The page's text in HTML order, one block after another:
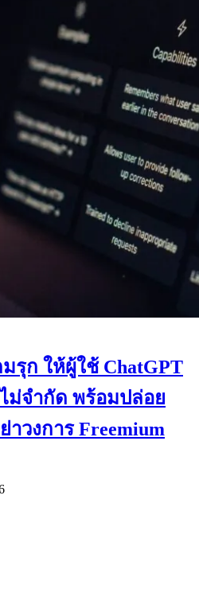
มรุก ให้ผู้ใช้ ChatGPT
ม่จำกัด พร้อมปล่อย
าวงการ Freemium